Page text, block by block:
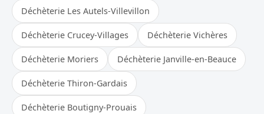
Déchèterie Les Autels-Villevillon
Déchèterie Crucey-Villages Déchèterie Vichères
Déchèterie Moriers Déchèterie Janville-en-Beauce
Déchèterie Thiron-Gardais
Déchèterie Boutigny-Prouais